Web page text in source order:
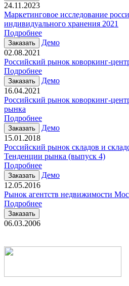
24.11.2023
Маркетинговое исследование
индивидуального хранения 2021
Подробнее
Заказать
Демо
02.08.2021
Российский рынок коворкинг-
Подробнее
Заказать
Демо
16.04.2021
Российский рынок коворкинг-
рынка
Подробнее
Заказать
Демо
15.01.2018
Российский рынок складов и
Тенденции рынка (выпуск 4)
Подробнее
Заказать
Демо
12.05.2016
Рынок агентств недвижимости
Подробнее
Заказать
06.03.2006